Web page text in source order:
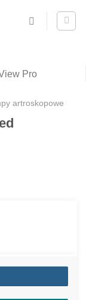
artroskopowe